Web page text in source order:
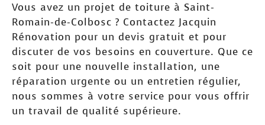
Vous avez un projet de toiture à Saint-
Romain-de-Colbosc ? Contactez Jacquin
Rénovation pour un devis gratuit et pour
discuter de vos besoins en couverture. Que ce
soit pour une nouvelle installation, une
réparation urgente ou un entretien régulier,
nous sommes à votre service pour vous offrir
un travail de qualité supérieure.